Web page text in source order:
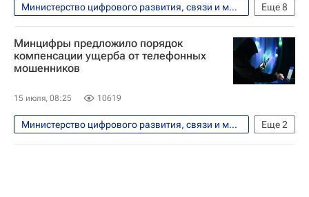
Еще8
Министерство цифрового развития, связи и массовых коммуникаций РФ (Минцифры России)
Футбол
Спорт
Россия
Калининград
Российский футбольный союз (РФС)
Алиса
Яндекс
РПЛ 2026-2027 (Чемпионат России по футболу)
Минцифры предложило порядок
компенсации ущерба от телефонных
мошенников
15 июля, 08:25 10619
Еще2
Министерство цифрового развития, связи и массовых коммуникаций РФ (Минцифры России)
Россия
Общество